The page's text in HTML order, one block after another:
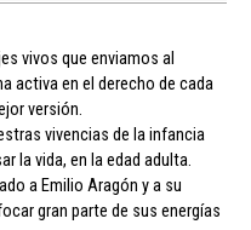
vivos que enviamos al
activa en el derecho de cada
versión.
vivencias de la infancia
la vida, en la edad adulta.
a Emilio Aragón y a su
gran parte de sus energías